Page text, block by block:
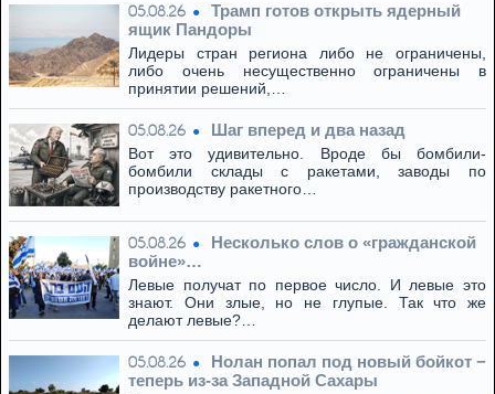
05.08.26
Трамп готов открыть ядерный
ящик Пандоры
Лидеры стран региона либо не ограничены,
либо очень несущественно ограничены в
принятии решений,…
05.08.26 Шаг вперед и два назад
Вот это удивительно. Вроде бы бомбили-
бомбили склады с ракетами, заводы по
производству ракетного…
05.08.26
Несколько слов о «гражданской
войне»…
Левые получат по первое число. И левые это
знают. Они злые, но не глупые. Так что же
делают левые?…
05.08.26
Нолан попал под новый бойкот −
теперь из‑за Западной Сахары